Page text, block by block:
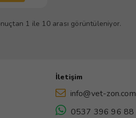
1 ile 10 arası görüntüleniyor.
İletişim
info@vet-zon.com
0537 396 96 88